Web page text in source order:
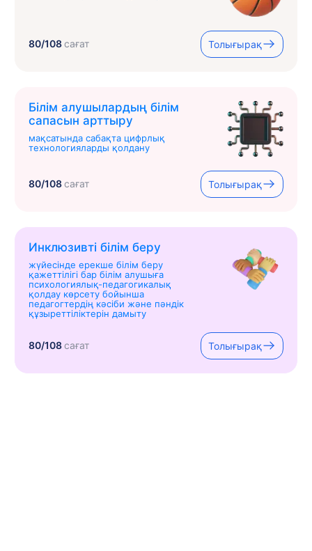
80/108сағат Толығырақ
Білім алушылардың білім
сапасын арттыру
мақсатында сабақта цифрлық
технологияларды қолдану
80/108сағат Толығырақ
Инклюзивті білім беру
жүйесінде ерекше білім беру
қажеттілігі бар білім алушыға
психологиялық-педагогикалық
қолдау көрсету бойынша
педагогтердің кәсіби және пәндік
құзыреттіліктерін дамыту
80/108сағат Толығырақ